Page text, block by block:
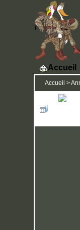
Accueil
Accueil >